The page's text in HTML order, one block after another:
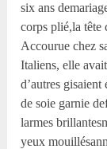
six ans
corps plié,la tête
Accourue chez
Italiens, elle
d’autres gisaient
de soie garnie
larmes
yeux